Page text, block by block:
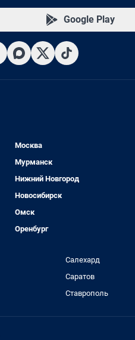
Google Play
Москва
Мурманск
Нижний Новгород
Новосибирск
Омск
Оренбург
Салехард
Саратов
Ставрополь